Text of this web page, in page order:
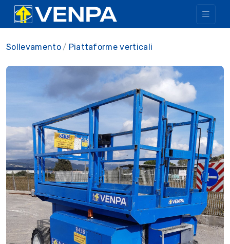
Sollevamento Piattaforme verticali